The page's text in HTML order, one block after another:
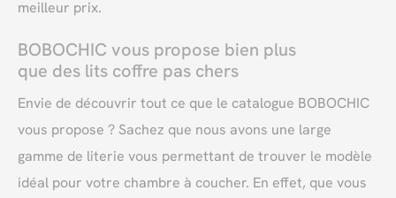
meilleur prix.
BOBOCHIC vous propose bien plus
que des lits coffre pas chers
Envie de découvrir tout ce que le catalogue BOBOCHIC
vous propose ? Sachez que nous avons une large
gamme de literie vous permettant de trouver le modèle
idéal pour votre chambre à coucher. En effet, que vous